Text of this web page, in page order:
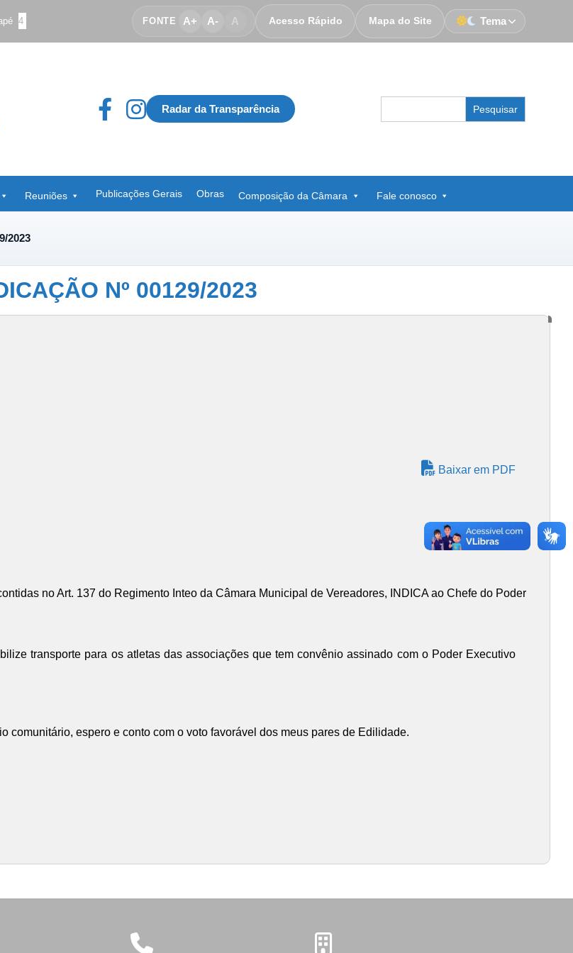
4 FONTE A+ A- A Acesso Rápido Mapa do Site Tema
Radar da Transparência
for:
Reuniões Publicações Gerais Obras Composição da Câmara Fale conosco
2023
Nº 00129/2023
Baixar em PDF
no Art. 137 do Regimento Inteo da Câmara Municipal de Vereadores, INDICA ao Chefe do Poder
transporte para os atletas das associações que tem convênio assinado com o Poder Executivo
comunitário, espero e conto com o voto favorável dos meus pares de Edilidade.